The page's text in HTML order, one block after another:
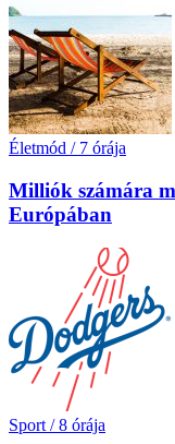
Életmód / 7 órája
Milliók számára
Európában
Sport / 8 órája